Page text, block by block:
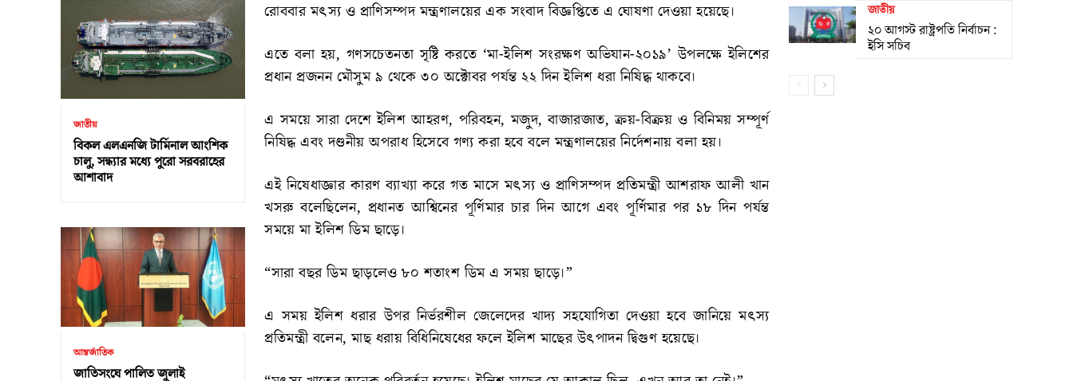
জাতীয়
বিকল এলএনজি টার্মিনাল আংশিক
চালু, সন্ধ্যার মধ্যে পুরো সরবরাহের
আশাবাদ
আন্তর্জাতিক
জাতিসংঘে পালিত জুলাই
রোববার মৎস্য ও প্রাণিসম্পদ মন্ত্রণালয়ের এক সংবাদ বিজ্ঞপ্তিতে এ ঘোষণা দেওয়া হয়েছে।
এতে বলা হয়, গণসচেতনতা সৃষ্টি করতে ‘মা-ইলিশ সংরক্ষণ অভিযান-২০১৯’ উপলক্ষে ইলিশের
প্রধান প্রজনন মৌসুম ৯ থেকে ৩০ অক্টোবর পর্যন্ত ২২ দিন ইলিশ ধরা নিষিদ্ধ থাকবে।
এ সময়ে সারা দেশে ইলিশ আহরণ, পরিবহন, মজুদ, বাজারজাত, ক্রয়-বিক্রয় ও বিনিময় সম্পূর্ণ
নিষিদ্ধ এবং দণ্ডনীয় অপরাধ হিসেবে গণ্য করা হবে বলে মন্ত্রণালয়ের নির্দেশনায় বলা হয়।
এই নিষেধাজ্ঞার কারণ ব্যাখ্যা করে গত মাসে মৎস্য ও প্রাণিসম্পদ প্রতিমন্ত্রী আশরাফ আলী খান
খসরু বলেছিলেন, প্রধানত আশ্বিনের পূর্ণিমার চার দিন আগে এবং পূর্ণিমার পর ১৮ দিন পর্যন্ত
সময়ে মা ইলিশ ডিম ছাড়ে।
“সারা বছর ডিম ছাড়লেও ৮০ শতাংশ ডিম এ সময় ছাড়ে।”
এ সময় ইলিশ ধরার উপর নির্ভরশীল জেলেদের খাদ্য সহযোগিতা দেওয়া হবে জানিয়ে মৎস্য
প্রতিমন্ত্রী বলেন, মাছ ধরায় বিধিনিষেধের ফলে ইলিশ মাছের উৎপাদন দ্বিগুণ হয়েছে।
জাতীয়
২০ আগস্ট রাষ্ট্রপতি নির্বাচন :
ইসি সচিব